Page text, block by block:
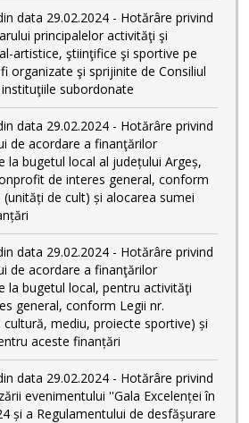
data 29.02.2024 - Hotărâre privind
principalelor activităţi şi
artistice, ştiinţifice şi sportive pe
organizate şi sprijinite de Consiliul
instituţiile subordonate
data 29.02.2024 - Hotărâre privind
de acordare a finanţărilor
la bugetul local al județului Argeș,
de interes general, conform
(unități de cult) și alocarea sumei
data 29.02.2024 - Hotărâre privind
de acordare a finanţărilor
la bugetul local, pentru activităţi
general, conform Legii nr.
mediu, proiecte sportive) și
aceste finanțări
data 29.02.2024 - Hotărâre privind
evenimentului ''Gala Excelenței în
și a Regulamentului de desfășurare